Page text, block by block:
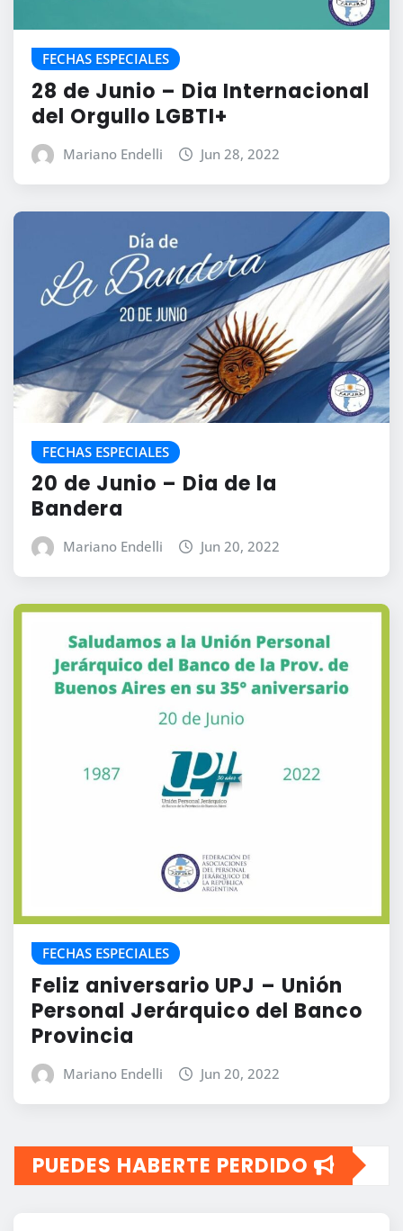
FECHAS ESPECIALES
28 de Junio – Dia Internacional
del Orgullo LGBTI+
Mariano Endelli Jun 28, 2022
FECHAS ESPECIALES
20 de Junio – Dia de la
Bandera
Mariano Endelli Jun 20, 2022
FECHAS ESPECIALES
Feliz aniversario UPJ – Unión
Personal Jerárquico del Banco
Provincia
Mariano Endelli Jun 20, 2022
PUEDES HABERTE PERDIDO